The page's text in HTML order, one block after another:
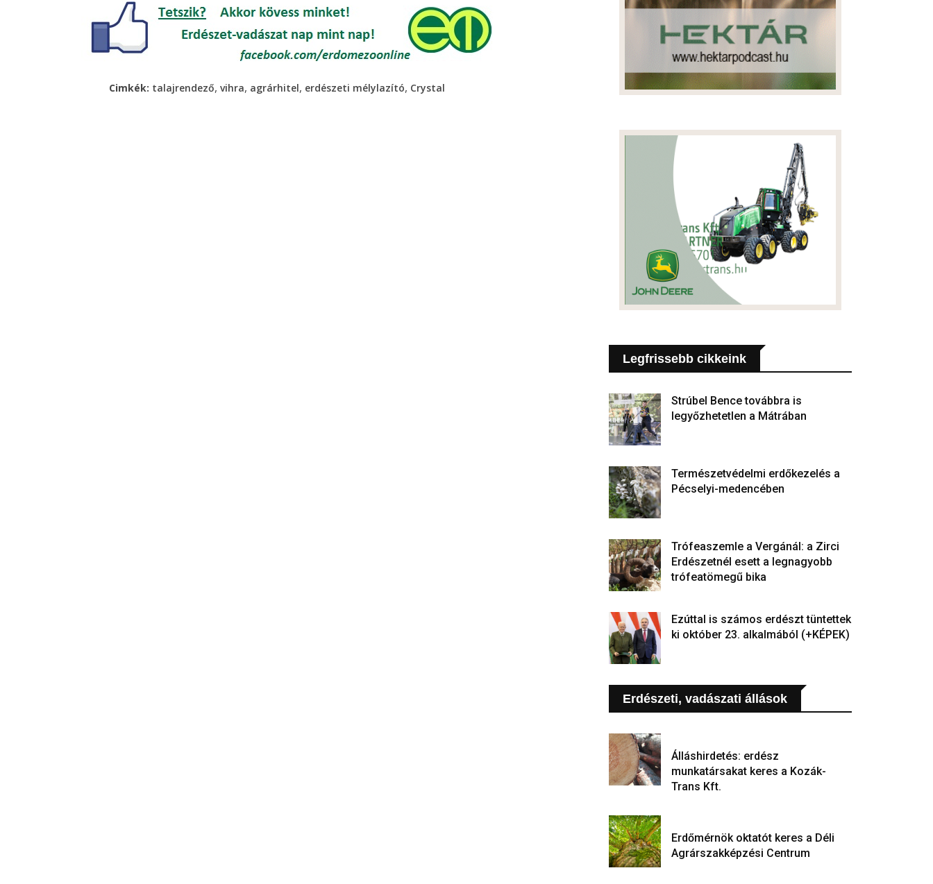
Cimkék: talajrendező, vihra, agrárhitel, erdészeti mélylazító, Crystal
Legfrissebb cikkeink
Strúbel Bence továbbra is
legyőzhetetlen a Mátrában
Természetvédelmi erdőkezelés a
Pécselyi-medencében
Trófeaszemle a Vergánál: a Zirci
Erdészetnél esett a legnagyobb
trófeatömegű bika
Ezúttal is számos erdészt tüntettek
ki október 23. alkalmából (+KÉPEK)
Erdészeti, vadászati állások
Álláshirdetés: erdész
munkatársakat keres a Kozák-
Trans Kft.
Erdőmérnök oktatót keres a Déli
Agrárszakképzési Centrum